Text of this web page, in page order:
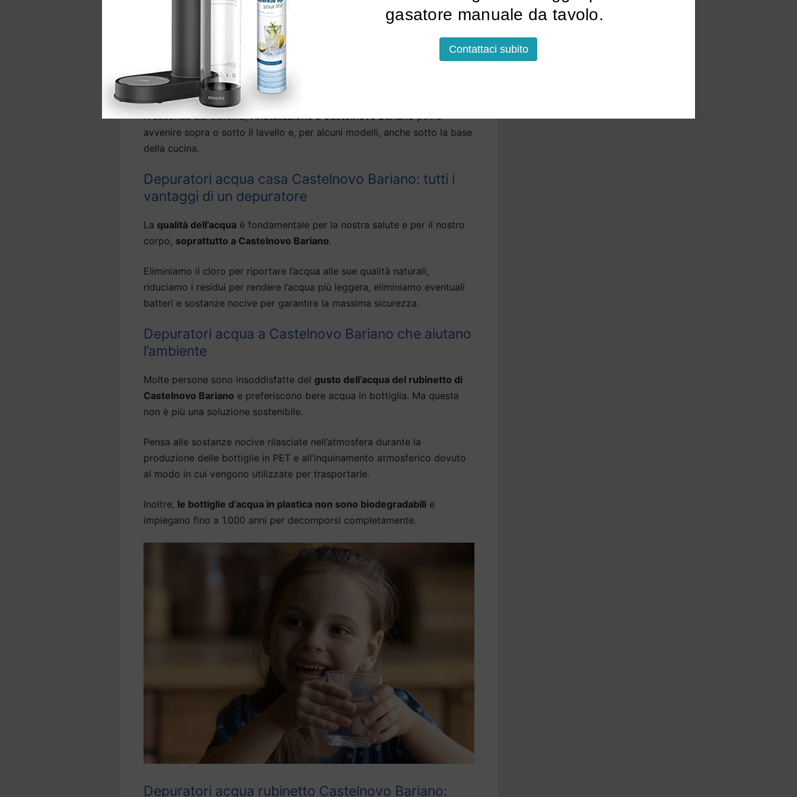
Molti modelli didepuratori per acqua di rubinetto a Castelnovo Bariano
sono in grado anche di abbattere i residui fissi, rendendo l’acqua molto
La gamma comprende anche soluzioni che erogano, tramite il depuratore
d’acqua precedentemente installato, acqua bollente, fredda o frizzante.
A seconda del sistema,l’installazione a Castelnovo Barianopotrà
avvenire sopra o sotto il lavello e, per alcuni modelli, anche sotto la base
della cucina.
Depuratori acqua casa Castelnovo Bariano: tutti i
vantaggi di un depuratore
La qualità dell’acqua è fondamentale per la nostra salute e per il nostro
corpo, soprattutto a Castelnovo Bariano.
Eliminiamo il cloro per riportare l’acqua alle sue qualità naturali,
riduciamo i residui per rendere l’acqua più leggera, eliminiamo eventuali
batteri e sostanze nocive per garantire la massima sicurezza.
Depuratori acqua a Castelnovo Bariano che aiutano
l’ambiente
Molte persone sono insoddisfatte del gusto dell’acqua del rubinetto di
Castelnovo Bariano e preferiscono bere acqua in bottiglia. Ma questa
non è più una soluzione sostenibile.
Pensa alle sostanze nocive rilasciate nell’atmosfera durante la
produzione delle bottiglie in PET e all’inquinamento atmosferico dovuto
al modo in cui vengono utilizzate per trasportarle.
Inoltre, le bottiglie d’acqua in plastica non sono biodegradabili e
impiegano fino a 1.000 anni per decomporsi completamente.
Depuratori acqua rubinetto Castelnovo Bariano:
gasatore manuale da tavolo.
Contattaci subito